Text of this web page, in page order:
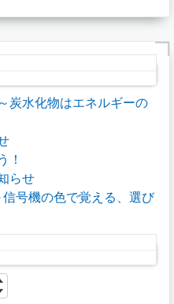
炭水化物はエネルギーの
！
らせ
号機の色で覚える、選び